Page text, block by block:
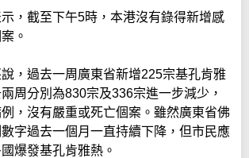
，截至下午5時，本港沒有錄得新增感
。
，過去一周廣東省新增225宗基孔肯雅
周分別為830宗及336宗進一步減少，
，沒有嚴重或死亡個案。雖然廣東省佛
字過去一個月一直持續下降，但市民應
爆發基孔肯雅熱。